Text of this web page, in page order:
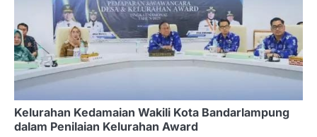
Kelurahan Kedamaian Wakili Kota Bandarlampung
dalam Penilaian Kelurahan Award